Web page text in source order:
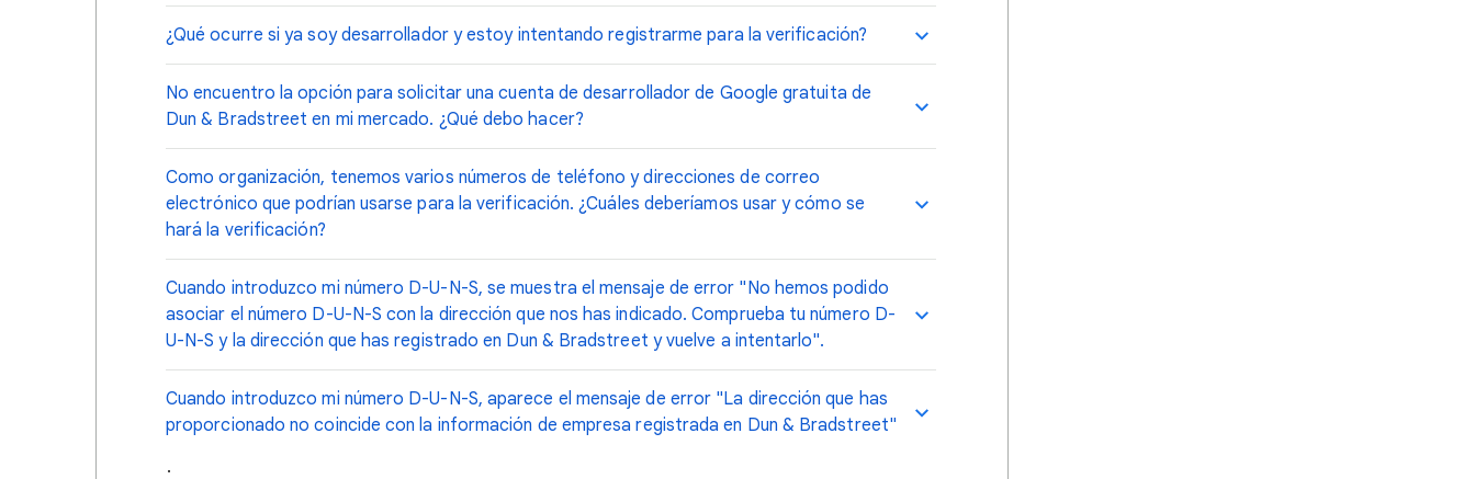
¿Qué ocurre si ya soy desarrollador y estoy intentando registrarme para la verificación?
No encuentro la opción para solicitar una cuenta de desarrollador de Google gratuita de
Dun & Bradstreet en mi mercado. ¿Qué debo hacer?
Como organización, tenemos varios números de teléfono y direcciones de correo
electrónico que podrían usarse para la verificación. ¿Cuáles deberíamos usar y cómo se
hará la verificación?
Cuando introduzco mi número D-U-N-S, se muestra el mensaje de error "No hemos podido
asociar el número D-U-N-S con la dirección que nos has indicado. Comprueba tu número D-
U-N-S y la dirección que has registrado en Dun & Bradstreet y vuelve a intentarlo".
Cuando introduzco mi número D-U-N-S, aparece el mensaje de error "La dirección que has
proporcionado no coincide con la información de empresa registrada en Dun & Bradstreet"
.